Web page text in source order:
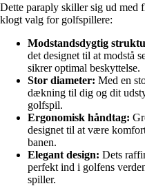
Dette paraply skiller sig ud med
klogt valg for golfspillere:
Modstandsdygtig
det designet til at modstå
sikrer optimal beskyttelse.
Stor diameter: Med en
dækning til dig og dit
golfspil.
Ergonomisk håndtag:
designet til at være
banen.
Elegant design: Dets
perfekt ind i golfens
spiller.